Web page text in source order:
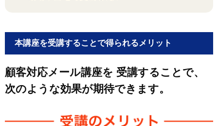
本講座を受講することで得られるメリット
顧客対応メール講座を 受講することで、
次のような効果が期待できます。